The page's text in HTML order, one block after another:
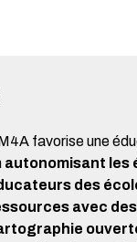
favorise une
autonomisant les
des
avec